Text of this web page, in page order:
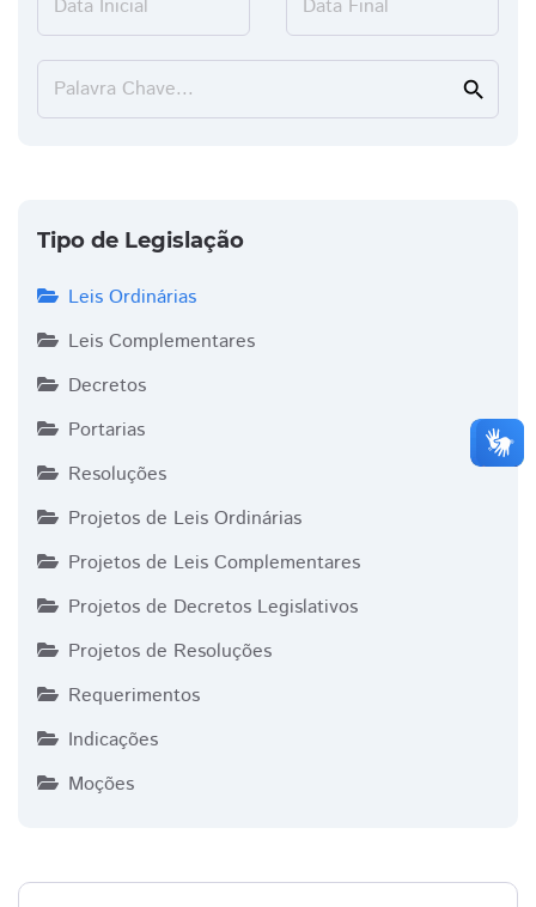
Data Inicial Data Final
Palavra Chave... search
Tipo de Legislação
Leis Ordinárias
Leis Complementares
Decretos
Portarias
Resoluções
Projetos de Leis Ordinárias
Projetos de Leis Complementares
Projetos de Decretos Legislativos
Projetos de Resoluções
Requerimentos
Indicações
Moções